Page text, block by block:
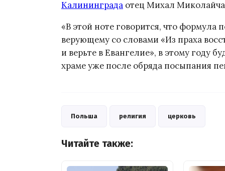
Калининграда отец Михал
«В этой ноте говорится, что формула
верующему со словами «Из праха
и верьте в Евангелие», в этому году
храме уже после обряда посыпания
Польша религия церковь
Читайте также: